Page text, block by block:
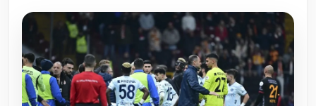
Sivil Toplum Kuruluşları
Kamu Kurumları ve Üst Kurullar
Resmi Reklamlar